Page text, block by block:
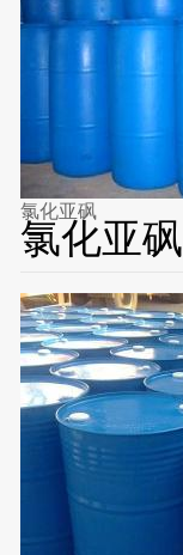
氯化亚砜
氯化亚砜